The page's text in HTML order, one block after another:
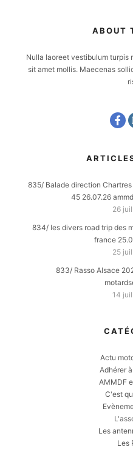
ABOUT
Nulla laoreet vestibulum turpis
sit amet mollis. Maecenas
835/ Balade direction
45 26.07.26
26
834/ les divers road trip des
france
25
833/ Rasso Alsace
14
Actu
Adhérer à
AMMDF
C'est
Les
Les